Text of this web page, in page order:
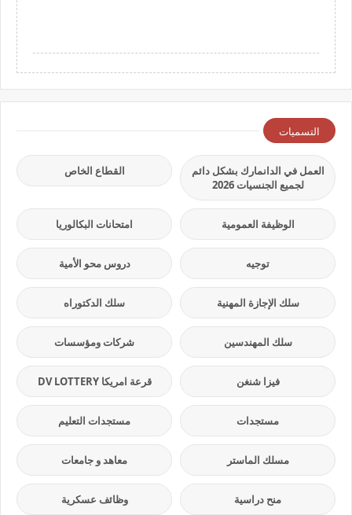
التسميات
العمل في الدانمارك بشكل دائم
لجميع الجنسيات 2026
القطاع الخاص
الوظيفة العمومية امتحانات البكالوريا
توجيه دروس محو الأمية
سلك الإجازة المهنية سلك الدكتوراه
سلك المهندسين شركات ومؤسسات
فيزا شنغن قرعة امريكا DV LOTTERY
مستجدات مستجدات التعليم
مسلك الماستر معاهد و جامعات
منح دراسية وظائف عسكرية